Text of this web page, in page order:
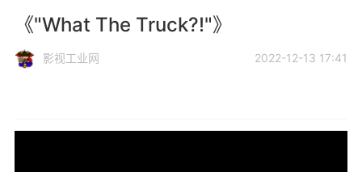
《"What The Truck?!"》
影视工业网 2022-12-13 17:41